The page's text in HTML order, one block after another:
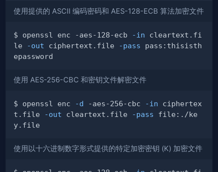
使用提供的 ASCII 编码密码和 AES-128-ECB 算法加密文件
$ openssl enc -aes-128-ecb -in cleartext.fi
le
-out ciphertext.file -pass pass:thisisth
使用 AES-256-CBC 和密钥文件解密文件
$ openssl enc -d -aes-256-cbc -in ciphertex
t.file
-out cleartext.file -pass file:./ke
使用以十六进制数字形式提供的特定加密密钥 (K) 加密文件